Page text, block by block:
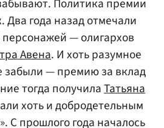
Политика премии
Два года назад отмечали
персонажей — олигархов
Авена. И хоть разумное
забыли — премию за вклад
тогда получилаТатьяна
хоть и добродетельным
С прошлого года началось